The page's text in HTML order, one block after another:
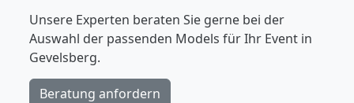
Unsere Experten beraten Sie gerne bei der
Auswahl der passenden Models für Ihr Event in
Gevelsberg.
Beratung anfordern